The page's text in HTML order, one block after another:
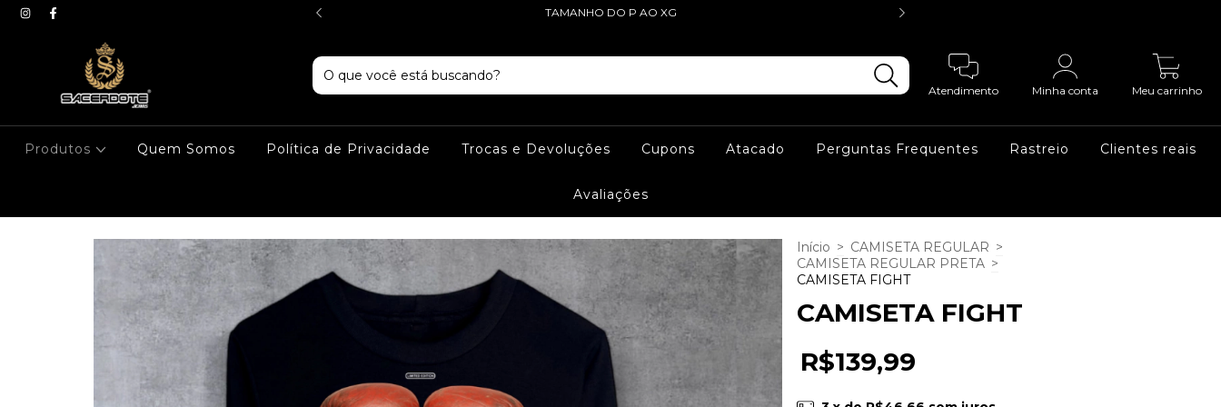
PREMIUM TAMANHO DO P AO XG
Atendimento Minha conta Meu carrinho
Produtos Quem Somos Política de Privacidade Trocas e Devoluções Cupons Atacado Perguntas Frequentes Rastreio Clientes reais
Avaliações
Início > CAMISETA REGULAR >
CAMISETA REGULAR PRETA >
CAMISETA FIGHT
CAMISETA FIGHT
R$139,99